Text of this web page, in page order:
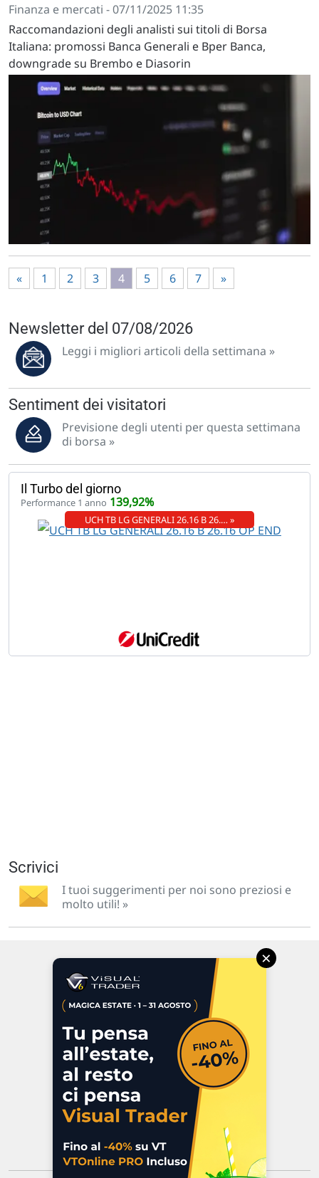
Finanza e mercati - 07/11/2025 11:35
Raccomandazioni degli analisti sui titoli di Borsa
Italiana: promossi Banca Generali e Bper Banca,
downgrade su Brembo e Diasorin
« 1 2 3 4 5 6 7 »
Newsletter del 07/08/2026
Leggi i migliori articoli della settimana »
Sentiment dei visitatori
Previsione degli utenti per questa settimana
di borsa »
Il Turbo del giorno
Performance 1 anno 139,92%
UCH TB LG GENERALI 26.16 B 26.… »
Scrivici
I tuoi suggerimenti per noi sono preziosi e
molto utili! »
Via Macanno, 38/A
47923 Rimini
P.IVA 02 452 460 401
Chi siamo
Commenti e segnalazioni
Contattaci
×